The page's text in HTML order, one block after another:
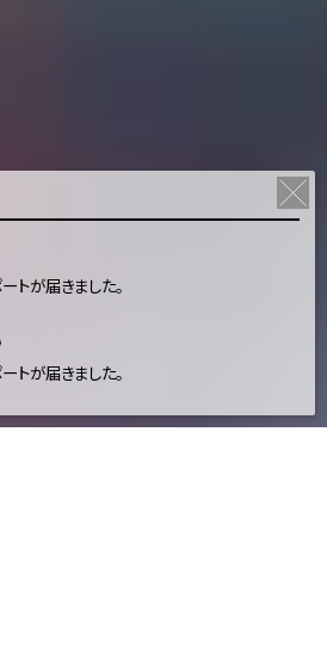
トが届きました。
トが届きました。